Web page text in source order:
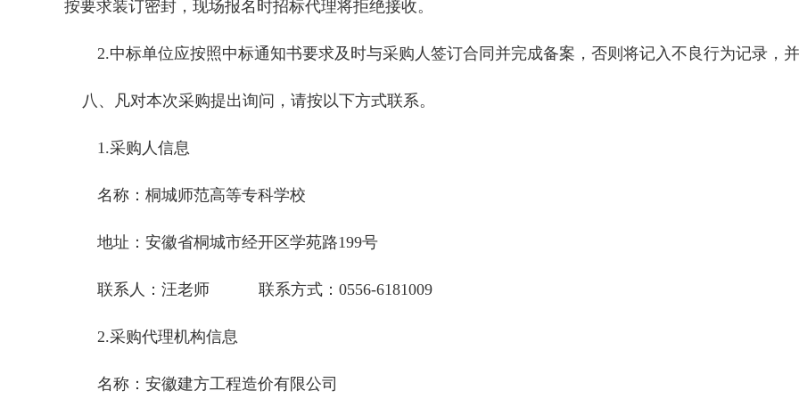
按要求装订密封，现场报名时招标代理将拒绝接收。
2.中标单位应按照中标通知书要求及时与采购人签订合同并完成备案，否则将记入不良行为记录，并
八、凡对本次采购提出询问，请按以下方式联系。
1.采购人信息
名称：桐城师范高等专科学校
地址：安徽省桐城市经开区学苑路199号
联系人：汪老师 联系方式：0556-6181009
2.采购代理机构信息
名称：安徽建方工程造价有限公司